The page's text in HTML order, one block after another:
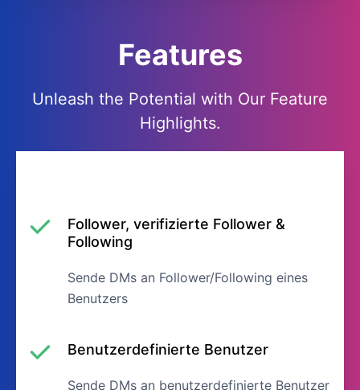
Features
Unleash the Potential with Our Feature
Highlights.
Follower, verifizierte Follower &
Following
Sende DMs an Follower/Following eines
Benutzers
Benutzerdefinierte Benutzer
Sende DMs an benutzerdefinierte Benutzer